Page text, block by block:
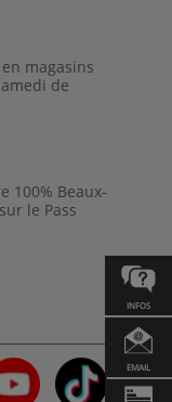
INFOS
EMAIL
magasins
de
100% Beaux-
le Pass